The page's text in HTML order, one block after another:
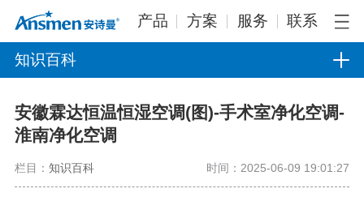
产品 方案 服务 联系
知识百科
安徽霖达恒温恒湿空调(图)-手术室净化空调-
淮南净化空调
栏目： 知识百科 时间：2025-06-09 19:01:27